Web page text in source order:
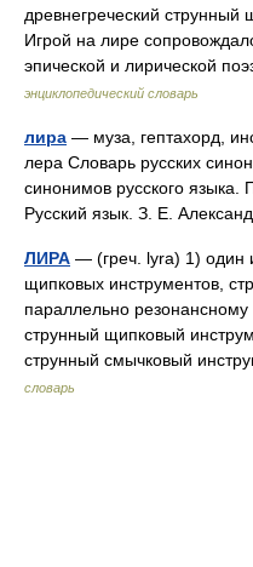
древнегреческий
Игрой на лире
эпической и лирической
энциклопедический словарь
лира — муза, гептахорд,
лера Словарь русских
синонимов русского языка.
Русский язык. З. Е.
ЛИРА — (греч. lyra) 1) один
щипковых инструментов,
параллельно резонансному
струнный щипковый
струнный смычковый
словарь